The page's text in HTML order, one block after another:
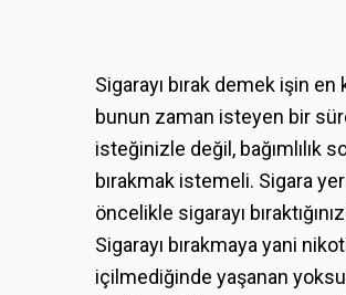
Sigarayı bırak demek işin
bunun zaman isteyen bir
isteğinizle değil, bağımlılık
bırakmak istemeli. Sigara
öncelikle sigarayı
Sigarayı bırakmaya yani
içilmediğinde yaşanan